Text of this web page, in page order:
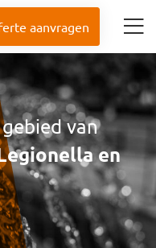
aanvragen
van
en